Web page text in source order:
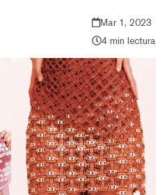
Mar 1, 2023
4 min lectura